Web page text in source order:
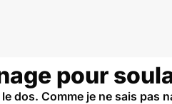
pour
dos. Comme je ne sais pas